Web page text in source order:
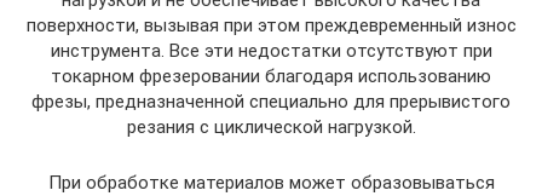
поверхности, вызывая при этом преждевременный износ
инструмента. Все эти недостатки отсутствуют при
токарном фрезеровании благодаря использованию
фрезы, предназначенной специально для прерывистого
резания с циклической нагрузкой.
При обработке материалов может образовываться